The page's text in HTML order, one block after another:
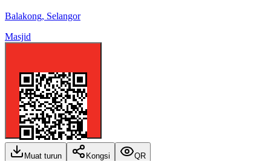
Balakong, Selangor
Masjid
Muat turun Kongsi QR